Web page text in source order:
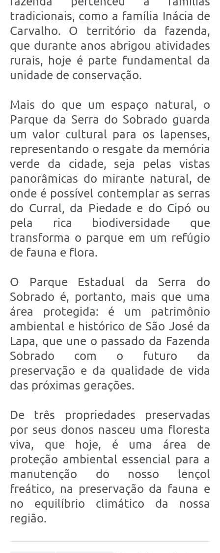
tradicionais, como a família Inácia de
Carvalho. O território da fazenda,
que durante anos abrigou atividades
rurais, hoje é parte fundamental da
unidade de conservação.
Mais do que um espaço natural, o
Parque da Serra do Sobrado guarda
um valor cultural para os lapenses,
representando o resgate da memória
verde da cidade, seja pelas vistas
panorâmicas do mirante natural, de
onde é possível contemplar as serras
do Curral, da Piedade e do Cipó ou
pela rica biodiversidade que
transforma o parque em um refúgio
de fauna e flora.
O Parque Estadual da Serra do
Sobrado é, portanto, mais que uma
área protegida: é um patrimônio
ambiental e histórico de São José da
Lapa, que une o passado da Fazenda
Sobrado com o futuro da
preservação e da qualidade de vida
das próximas gerações.
De três propriedades preservadas
por seus donos nasceu uma floresta
viva, que hoje, é uma área de
proteção ambiental essencial para a
manutenção do nosso lençol
freático, na preservação da fauna e
no equilíbrio climático da nossa
região.